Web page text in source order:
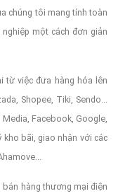
chúng tôi mang tính toàn
một cách đơn giản
từ việc đưa hàng hóa lên
Shopee, Tiki, Sendo...
Media, Facebook, Google,
kho bãi, giao nhận với các
hàng thương mại điện